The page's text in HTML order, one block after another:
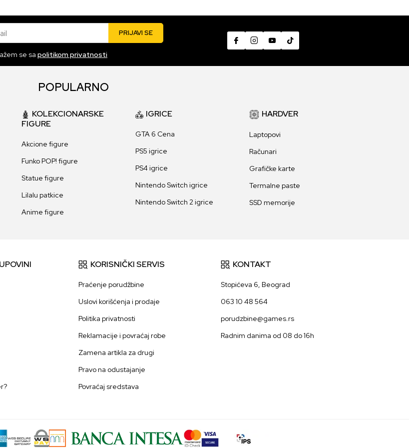
PRIJAVI SE
se sa politikom privatnosti
POPULARNO
KOLEKCIONARSKE
FIGURE
Akcione figure
Funko POP! figure
Statue figure
Lilalu patkice
Anime figure
IGRICE
GTA 6 Cena
PS5 igrice
PS4 igrice
Nintendo Switch igrice
Nintendo Switch 2 igrice
HARDVER
Laptopovi
Računari
Grafičke karte
Termalne paste
SSD memorije
KORISNIČKI SERVIS
Praćenje porudžbine
Uslovi korišćenja i prodaje
Politika privatnosti
Reklamacije i povraćaj robe
Zamena artikla za drugi
Pravo na odustajanje
Povraćaj sredstava
KONTAKT
Stopićeva 6, Beograd
063 10 48 564
porudzbine@games.rs
Radnim danima od 08 do 16h